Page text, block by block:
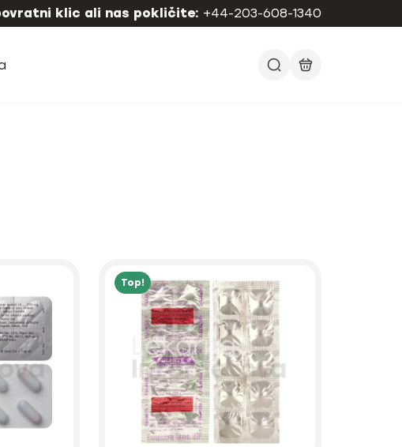
klic ali nas pokličite: +44-203-608-1340
Top!